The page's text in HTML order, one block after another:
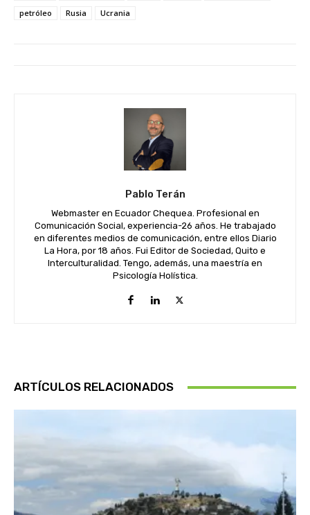
petróleo
Rusia Ucrania
Pablo Terán
Webmaster en Ecuador Chequea. Profesional en
Comunicación Social, experiencia-26 años. He trabajado
en diferentes medios de comunicación, entre ellos Diario
La Hora, por 18 años. Fui Editor de Sociedad, Quito e
Interculturalidad. Tengo, además, una maestría en
Psicología Holística.
ARTÍCULOS RELACIONADOS